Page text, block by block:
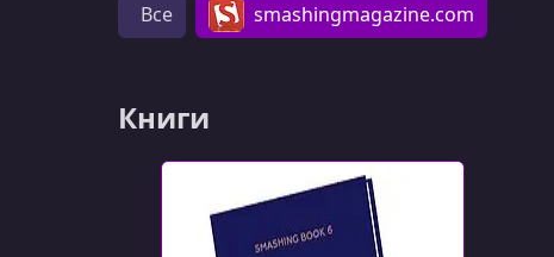
Все smashingmagazine.com
Книги